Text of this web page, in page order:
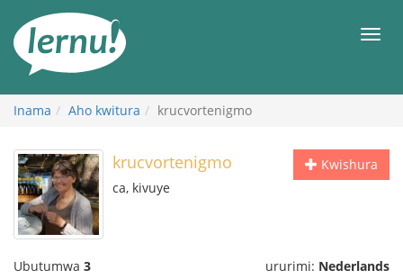
rupapuro
rw'ibirimwo
Inama Aho kwitura krucvortenigmo
Kwishura
krucvortenigmo
ca, kivuye
Ubutumwa 3 ururimi: Nederlands